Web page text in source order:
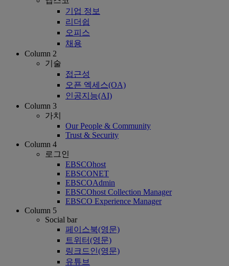
기업 정보
리더쉽
오피스
채용
Column 2
기술
접근성
오픈 엑세스(OA)
인공지능(AI)
Column 3
가치
Our People & Community
Trust & Security
Column 4
로그인
EBSCOhost
EBSCONET
EBSCOAdmin
EBSCOhost Collection Manager
EBSCO Experience Manager
Column 5
Social bar
페이스북(영문)
트위터(영문)
링크드인(영문)
유튜브